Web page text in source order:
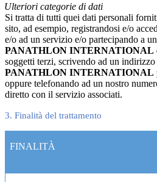
Ulteriori categorie di dati
Si tratta di tutti quei dati personali
sito, ad esempio, registrandosi e/o
e/o ad un servizio e/o partecipando a
PANATHLON INTERNATIONAL
soggetti terzi, scrivendo ad un
PANATHLON INTERNATIONAL
oppure telefonando ad un nostro
diretto con il servizio associati.
3. Finalità del trattamento
FINALITÀ